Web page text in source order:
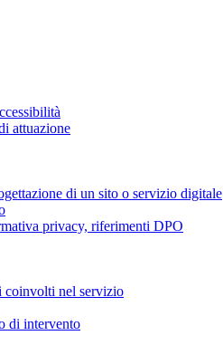
attuazione
di un sito o servizio digitale
privacy, riferimenti DPO
coinvolti nel servizio
di intervento